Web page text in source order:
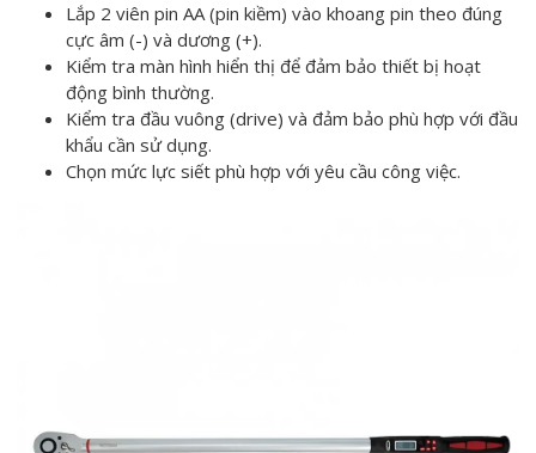
Lắp 2 viên pin AA (pin kiềm) vào khoang pin theo đúng
cực âm (-) và dương (+).
Kiểm tra màn hình hiển thị để đảm bảo thiết bị hoạt
động bình thường.
Kiểm tra đầu vuông (drive) và đảm bảo phù hợp với đầu
khẩu cần sử dụng.
Chọn mức lực siết phù hợp với yêu cầu công việc.